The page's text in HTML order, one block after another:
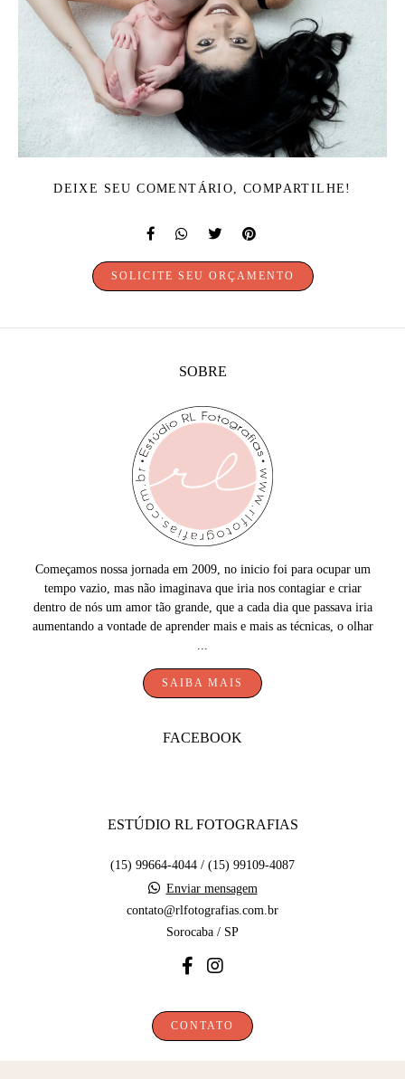
DEIXE SEU COMENTÁRIO, COMPARTILHE!
SOLICITE SEU ORÇAMENTO
SOBRE
Começamos nossa jornada em 2009, no inicio foi para ocupar um
tempo vazio, mas não imaginava que iria nos contagiar e criar
dentro de nós um amor tão grande, que a cada dia que passava iria
aumentando a vontade de aprender mais e mais as técnicas, o olhar
SAIBA MAIS
FACEBOOK
ESTÚDIO RL FOTOGRAFIAS
(15) 99664-4044 / (15) 99109-4087
Enviar mensagem
contato@rlfotografias.com.br
Sorocaba / SP
CONTATO